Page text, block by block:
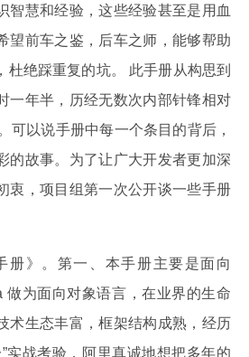
智慧和经验，这些经验甚至是用血
望前车之鉴，后车之师，能够帮助
杜绝踩重复的坑。 此手册从构思到
一年半，历经无数次内部针锋相对
可以说手册中每一个条目的背后，
的故事。为了让广大开发者更加深
衷，项目组第一次公开谈一些手册
册》。第一、本手册主要是面向
做为面向对象语言，在业界的生命
术生态丰富，框架结构成熟，经历
实战考验，阿里真诚地想把多年的